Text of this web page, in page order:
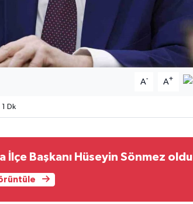
A- A+
Dk
İlçe Başkanı Hüseyin Sönmez oldu